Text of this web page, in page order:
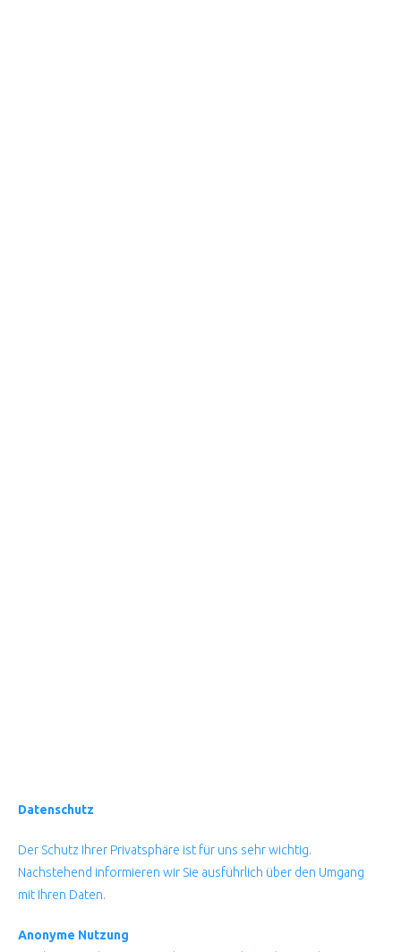
Datenschutz
Der Schutz Ihrer Privatsphäre ist für uns sehr wichtig.
Nachstehend informieren wir Sie ausführlich über den Umgang
mit Ihren Daten.
Anonyme Nutzung